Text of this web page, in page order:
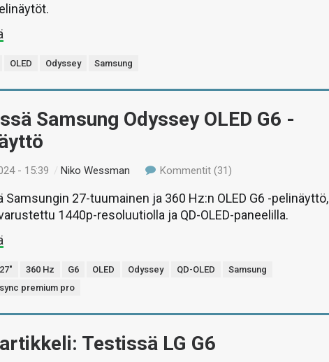
OLED Odyssey Samsung
Samsung Odyssey OLED G6 -
- 15:39 /Niko Wessman Kommentit (31)
Samsungin 27-tuumainen ja 360 Hz:n OLED G6 -pelinäyttö,
1440p-resoluutiolla ja QD-OLED-paneelilla.
27" 360 Hz G6 OLED Odyssey QD-OLED
Samsung
premium pro
Testissä LG G6